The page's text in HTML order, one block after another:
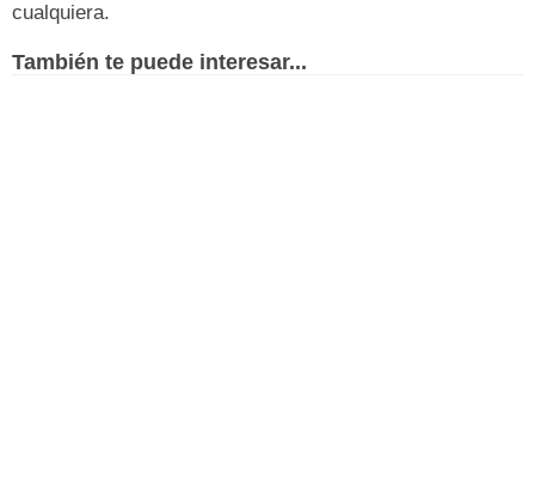
cualquiera.
También te puede interesar...